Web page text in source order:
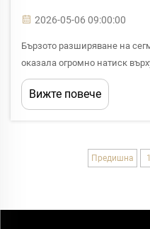
2026-05-06 09:00:00
Бързото разширяване на
оказала огромно натиск
общественото хранене да
функционалността,
Вижте повече
Предишна 1